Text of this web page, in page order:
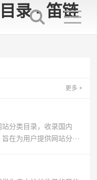
更多 +
分类目录，收录国内
在为用户提供网站分···